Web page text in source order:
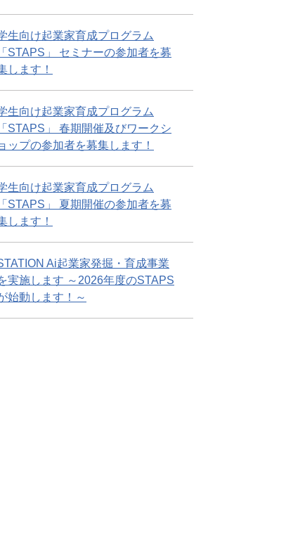
生向け起業家育成プログラム
「STAPS」 セミナーの参加者を募
します！
生向け起業家育成プログラム
「STAPS」 春期開催及びワークシ
ョップの参加者を募集します！
生向け起業家育成プログラム
「STAPS」 夏期開催の参加者を募
します！
Ai起業家発掘・育成事業
実施します ～2026年度のSTAPS
始動します！～